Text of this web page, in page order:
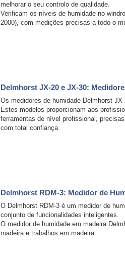
melhorar o seu controlo de qualidade.
Verificam os níveis de humidade no
2000), com medições precisas a todo o
Delmhorst JX-20 e JX-30:
Os medidores de humidade Delmhorst
Estes modelos proporcionam aos
ferramentas de nível profissional,
com total confiança.
Delmhorst RDM-3: Medidor de
O Delmhorst RDM-3 é um medidor de
conjunto de funcionalidades inteligentes.
O medidor de humidade em madeira
madeira e trabalhos em madeira.